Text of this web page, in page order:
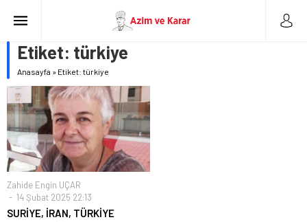
Etiket: türkiye
Anasayfa » Etiket: türkiye
Zahide Engin UÇAR
14 Şubat 2025 22:13
SURİYE, İRAN, TÜRKİYE